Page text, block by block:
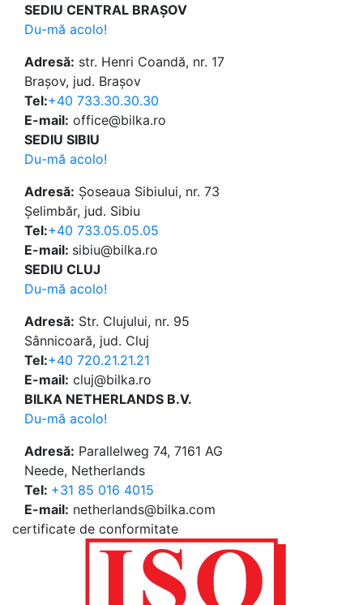
SEDIU CENTRAL BRAȘOV
Du-mă acolo!
Adresă: str. Henri Coandă, nr. 17
Brașov, jud. Brașov
Tel:+40 733.30.30.30
E-mail: office@bilka.ro
SEDIU SIBIU
Du-mă acolo!
Adresă: Șoseaua Sibiului, nr. 73
Șelimbăr, jud. Sibiu
Tel:+40 733.05.05.05
E-mail: sibiu@bilka.ro
SEDIU CLUJ
Du-mă acolo!
Adresă: Str. Clujului, nr. 95
Sânnicoară, jud. Cluj
Tel:+40 720.21.21.21
E-mail: cluj@bilka.ro
BILKA NETHERLANDS B.V.
Du-mă acolo!
Adresă: Parallelweg 74, 7161 AG
Neede, Netherlands
Tel: +31 85 016 4015
E-mail: netherlands@bilka.com
certificate de conformitate